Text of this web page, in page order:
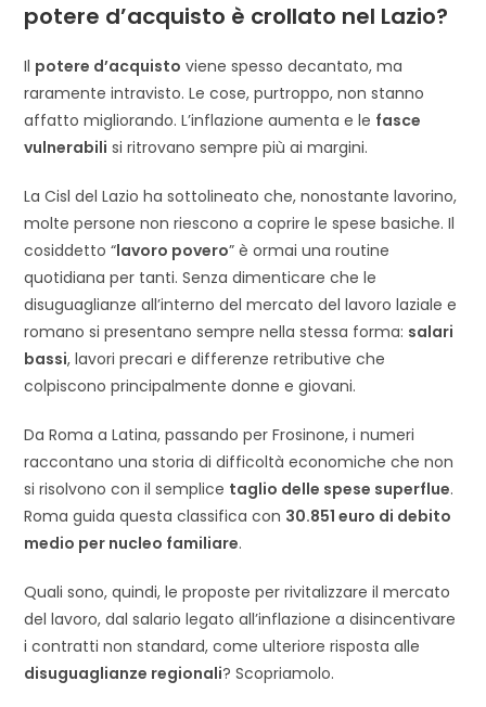
potere d’acquisto è crollato nel Lazio?
Il potere d’acquisto viene spesso decantato, ma
raramente intravisto. Le cose, purtroppo, non stanno
affatto migliorando. L’inflazione aumenta e le fasce
vulnerabili si ritrovano sempre più ai margini.
La Cisl del Lazio ha sottolineato che, nonostante lavorino,
molte persone non riescono a coprire le spese basiche. Il
cosiddetto “lavoro povero” è ormai una routine
quotidiana per tanti. Senza dimenticare che le
disuguaglianze all’interno del mercato del lavoro laziale e
romano si presentano sempre nella stessa forma: salari
bassi, lavori precari e differenze retributive che
colpiscono principalmente donne e giovani.
Da Roma a Latina, passando per Frosinone, i numeri
raccontano una storia di difficoltà economiche che non
si risolvono con il semplice taglio delle spese superflue.
Roma guida questa classifica con 30.851 euro di debito
medio per nucleo familiare.
Quali sono, quindi, le proposte per rivitalizzare il mercato
del lavoro, dal salario legato all’inflazione a disincentivare
i contratti non standard, come ulteriore risposta alle
disuguaglianze regionali? Scopriamolo.